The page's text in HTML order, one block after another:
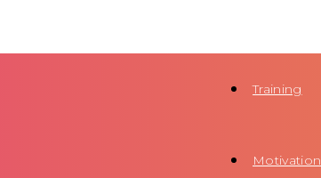
Training
Motivation